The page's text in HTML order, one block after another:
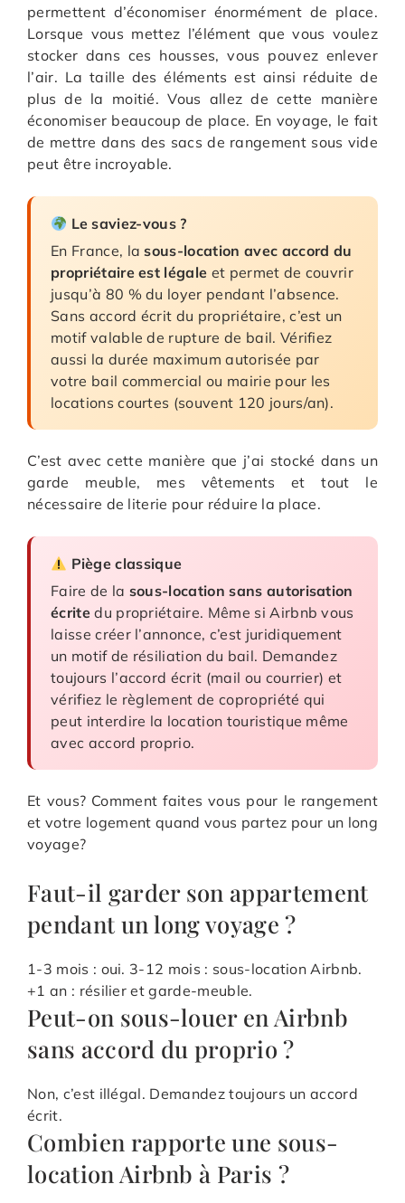
permettent d’économiser énormément de place.
Lorsque vous mettez l’élément que vous voulez
stocker dans ces housses, vous pouvez enlever
l’air. La taille des éléments est ainsi réduite de
plus de la moitié. Vous allez de cette manière
économiser beaucoup de place. En voyage, le fait
de mettre dans des sacs de rangement sous vide
peut être incroyable.
Le saviez-vous ?
En France, lasous-location avec accord du
propriétaire est légale et permet de couvrir
jusqu’à 80 % du loyer pendant l’absence.
Sans accord écrit du propriétaire, c’est un
motif valable de rupture de bail. Vérifiez
aussi la durée maximum autorisée par
votre bail commercial ou mairie pour les
locations courtes (souvent 120 jours/an).
C’est avec cette manière que j’ai stocké dans un
garde meuble, mes vêtements et tout le
nécessaire de literie pour réduire la place.
Piège classique
Faire de la sous-location sans autorisation
écritedu propriétaire. Même si Airbnb vous
laisse créer l’annonce, c’est juridiquement
un motif de résiliation du bail. Demandez
toujours l’accord écrit (mail ou courrier) et
vérifiez le règlement de copropriété qui
peut interdire la location touristique même
avec accord proprio.
Et vous? Comment faites vous pour le rangement
et votre logement quand vous partez pour un long
voyage?
Faut-il garder son appartement
pendant un long voyage ?
1-3 mois : oui. 3-12 mois : sous-location Airbnb.
+1 an : résilier et garde-meuble.
Peut-on sous-louer en Airbnb
sans accord du proprio ?
Non, c’est illégal. Demandez toujours un accord
écrit.
Combien rapporte une sous-
location Airbnb à Paris ?